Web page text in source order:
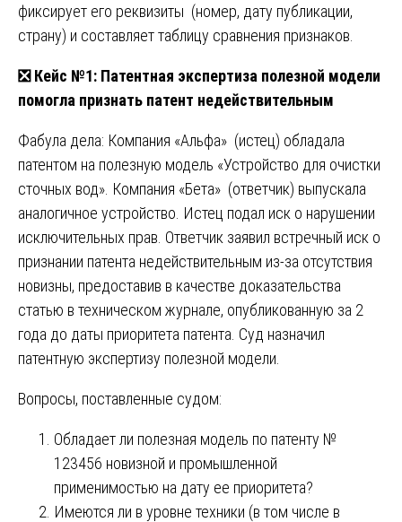
фиксирует его реквизиты (номер, дату публикации,
страну) и составляет таблицу сравнения признаков.
❎Кейс №1: Патентная экспертиза полезной модели
помогла признать патент недействительным
Фабула дела: Компания «Альфа» (истец) обладала
патентом на полезную модель «Устройство для очистки
сточных вод». Компания «Бета» (ответчик) выпускала
аналогичное устройство. Истец подал иск о нарушении
исключительных прав. Ответчик заявил встречный иск о
признании патента недействительным из-за отсутствия
новизны, предоставив в качестве доказательства
статью в техническом журнале, опубликованную за 2
года до даты приоритета патента. Суд назначил
патентную экспертизу полезной модели.
Вопросы, поставленные судом:
Обладает ли полезная модель по патенту №
123456 новизной и промышленной
применимостью на дату ее приоритета?
Имеются ли в уровне техники (в том числе в